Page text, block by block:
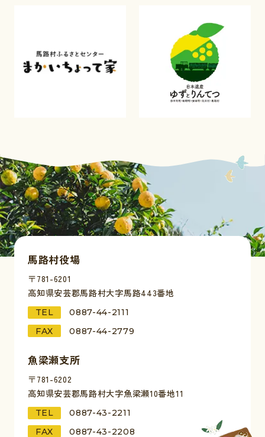
馬路村役場
〒781-6201
高知県安芸郡馬路村大字馬路443番地
TEL
0887-44-2111
FAX
0887-44-2779
魚梁瀬支所
〒781-6202
高知県安芸郡馬路村大字魚梁瀬10番地11
TEL
0887-43-2211
FAX
0887-43-2208